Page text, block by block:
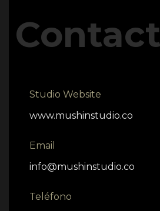
Studio Website
www.mushinstudio.co
Email
info@mushinstudio.co
Teléfono